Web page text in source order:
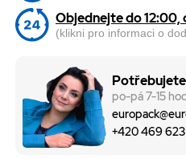
Objednejte do 12:00,
(klikni pro informaci o
po-pá 7-15
+420 469